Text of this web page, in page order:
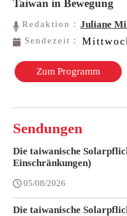
Taiwan in Bewegung
Redaktion：Juliane
Sendezeit：
Zum Programm
Sendungen
Die taiwanische
Einschränkungen)
05/08/2026
Die taiwanische